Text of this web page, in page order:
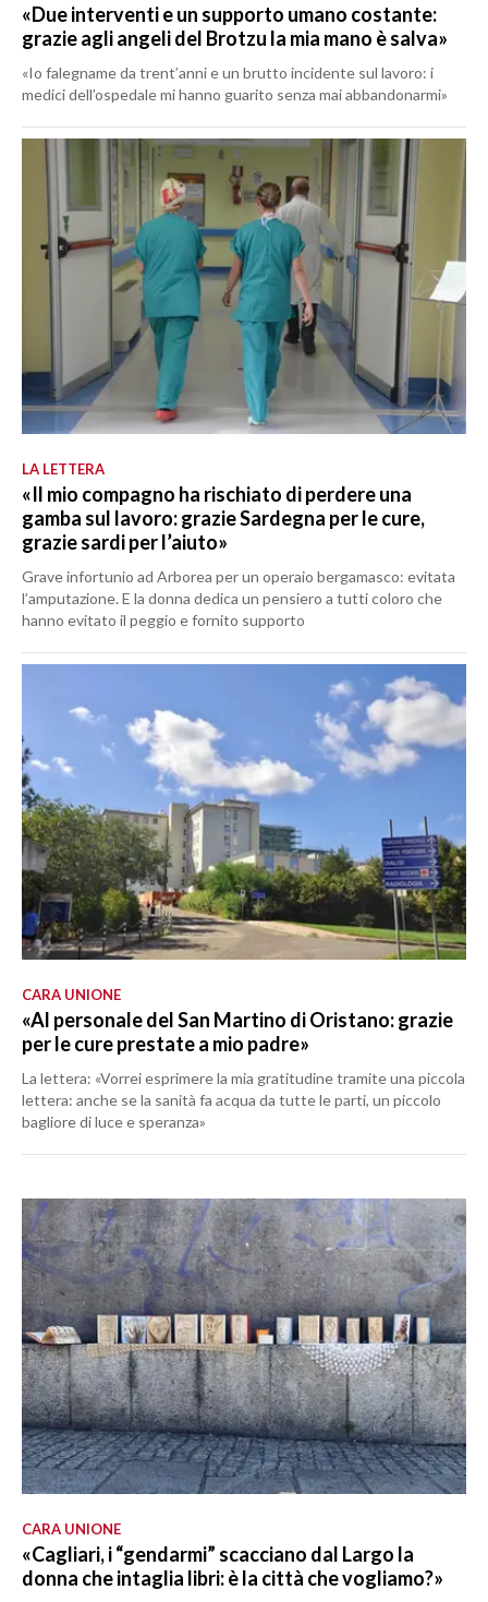
«Due interventi e un supporto umano costante:
grazie agli angeli del Brotzu la mia mano è salva»
«Io falegname da trent’anni e un brutto incidente sul lavoro: i
medici dell’ospedale mi hanno guarito senza mai abbandonarmi»
LA LETTERA
«Il mio compagno ha rischiato di perdere una
gamba sul lavoro: grazie Sardegna per le cure,
grazie sardi per l’aiuto»
Grave infortunio ad Arborea per un operaio bergamasco: evitata
l’amputazione. E la donna dedica un pensiero a tutti coloro che
hanno evitato il peggio e fornito supporto
CARA UNIONE
«Al personale del San Martino di Oristano: grazie
per le cure prestate a mio padre»
La lettera: «Vorrei esprimere la mia gratitudine tramite una piccola
lettera: anche se la sanità fa acqua da tutte le parti, un piccolo
bagliore di luce e speranza»
CARA UNIONE
«Cagliari, i “gendarmi” scacciano dal Largo la
donna che intaglia libri: è la città che vogliamo?»